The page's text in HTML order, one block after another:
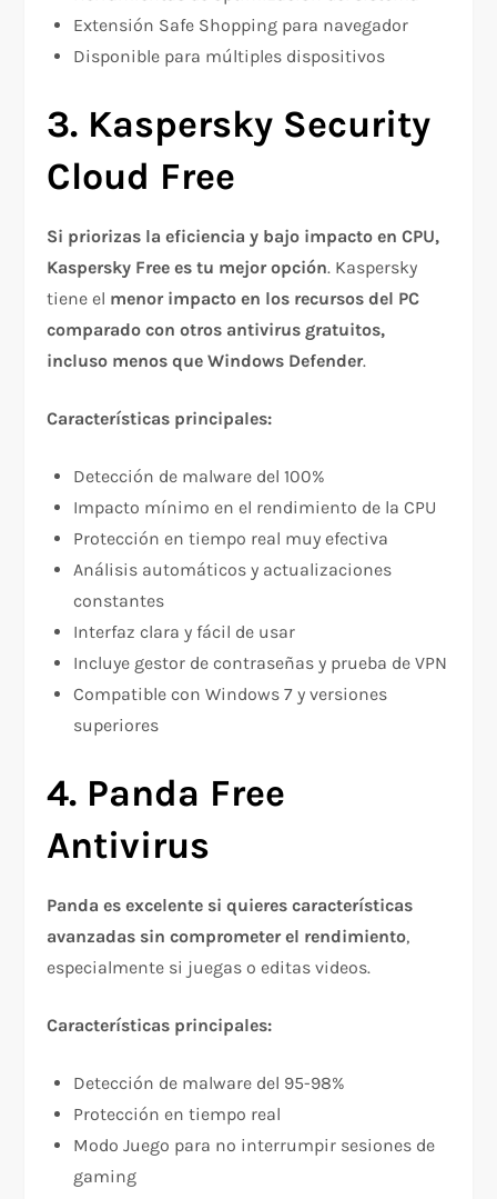
Extensión Safe Shopping para navegador
Disponible para múltiples dispositivos
3. Kaspersky Security
Cloud Free
Si priorizas la eficiencia y bajo impacto en CPU,
Kaspersky Free es tu mejor opción. Kaspersky
tiene el menor impacto en los recursos del PC
comparado con otros antivirus gratuitos,
incluso menos que Windows Defender.​
Características principales:
Detección de malware del 100%​
Impacto mínimo en el rendimiento de la CPU​
Protección en tiempo real muy efectiva
Análisis automáticos y actualizaciones
constantes​
Interfaz clara y fácil de usar​
Incluye gestor de contraseñas y prueba de VPN
Compatible con Windows 7 y versiones
superiores
4. Panda Free
Antivirus
Panda es excelente si quieres características
avanzadas sin comprometer el rendimiento,
especialmente si juegas o editas videos.
Características principales:
Detección de malware del 95-98%​
Protección en tiempo real​
Modo Juego para no interrumpir sesiones de
gaming​